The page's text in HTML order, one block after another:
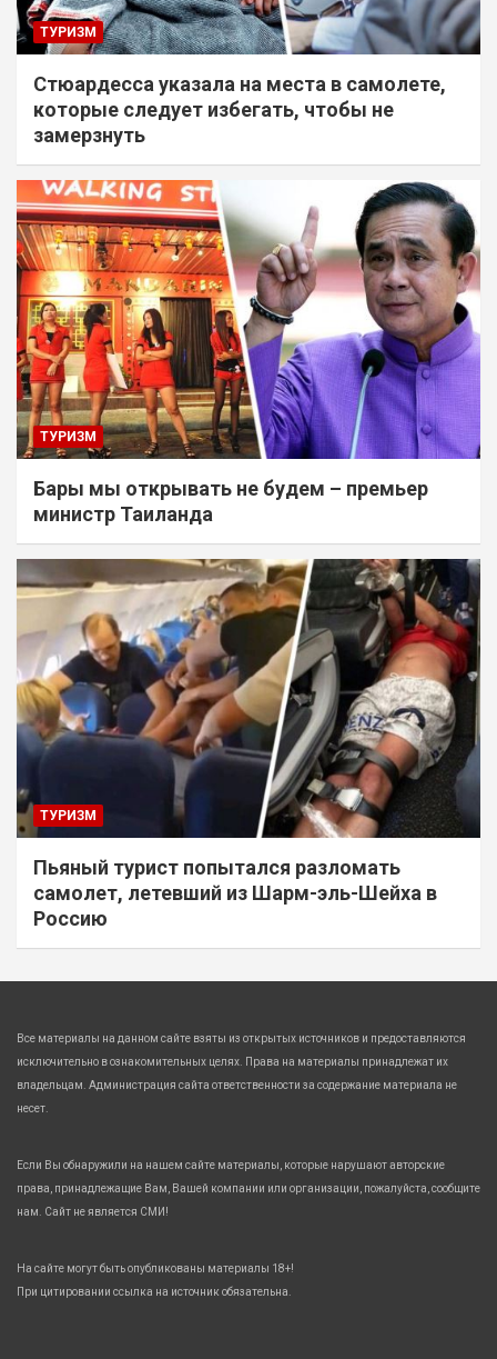
ТУРИЗМ
Стюардесса указала на места в самолете,
которые следует избегать, чтобы не
замерзнуть
ТУРИЗМ
Бары мы открывать не будем – премьер
министр Таиланда
ТУРИЗМ
Пьяный турист попытался разломать
самолет, летевший из Шарм-эль-Шейха в
Россию
Все материалы на данном сайте взяты из открытых источников и предоставляются
исключительно в ознакомительных целях. Права на материалы принадлежат их
владельцам. Администрация сайта ответственности за содержание материала не
несет.
Если Вы обнаружили на нашем сайте материалы, которые нарушают авторские
права, принадлежащие Вам, Вашей компании или организации, пожалуйста, сообщите
нам. Сайт не является СМИ!
На сайте могут быть опубликованы материалы 18+!
При цитировании ссылка на источник обязательна.